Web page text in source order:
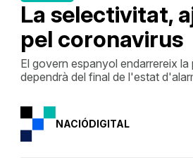
La selectivitat,
pel coronavirus
El govern espanyol endarrereix
dependrà del final de l'estat
NACIÓDIGITAL